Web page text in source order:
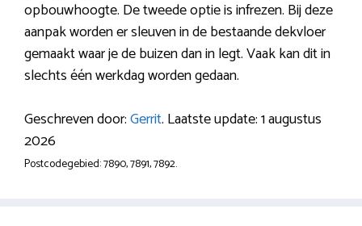
opbouwhoogte. De tweede optie is infrezen. Bij deze
aanpak worden er sleuven in de bestaande dekvloer
gemaakt waar je de buizen dan in legt. Vaak kan dit in
slechts één werkdag worden gedaan.
Geschreven door:Gerrit. Laatste update: 1 augustus
2026
Postcodegebied: 7890, 7891, 7892.